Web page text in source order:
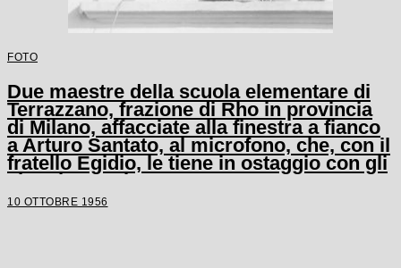
FOTO
Due maestre della scuola elementare di
Terrazzano, frazione di Rho in provincia
di Milano, affacciate alla finestra a fianco
a Arturo Santato, al microfono, che, con il
fratello Egidio, le tiene in ostaggio con gli
alunni e un'altra maestra
10 OTTOBRE 1956